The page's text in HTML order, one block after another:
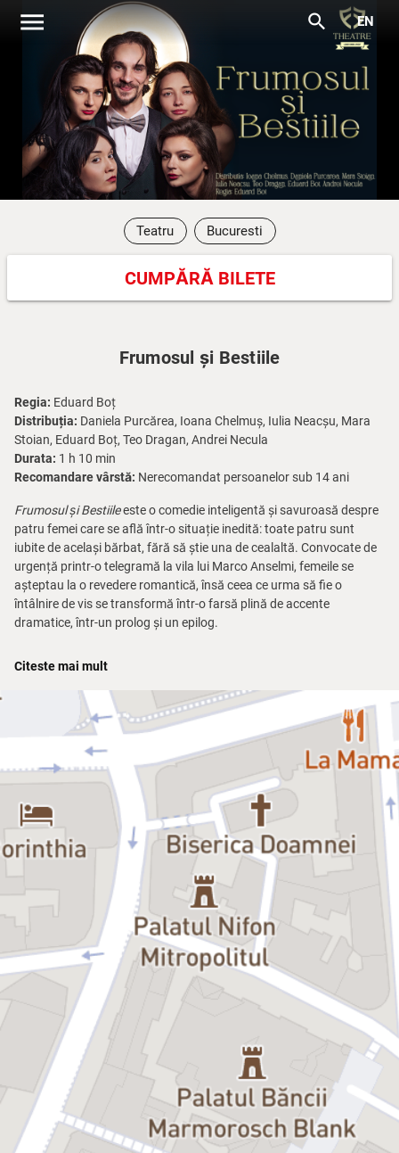
menu search EN
Teatru Bucuresti
CUMPĂRĂ BILETE
Frumosul și Bestiile
Regia: Eduard Boț
Distribuția: Daniela Purcărea, Ioana Chelmuș, Iulia Neacșu, Mara
Stoian, Eduard Boț, Teo Dragan, Andrei Necula
Durata: 1 h 10 min
Recomandare vârstă: Nerecomandat persoanelor sub 14 ani
Frumosul și Bestiileeste o comedie inteligentă și savuroasă despre
patru femei care se află într-o situație inedită: toate patru sunt
iubite de același bărbat, fără să știe una de cealaltă. Convocate de
urgență printr-o telegramă la vila lui Marco Anselmi, femeile se
așteptau la o revedere romantică, însă ceea ce urma să fie o
întâlnire de vis se transformă într-o farsă plină de accente
dramatice, într-un prolog și un epilog.
personalități și vise diferite, dar toate sunt unite de același bărbat,
Marco. În loc să se lupte între ele și să se certe, femeile hotărăsc să
se alieze și să pedepsească în mod amuzant și inventiv bărbatul
care le-a înșelat.
Comedia abordează teme precum relațiile, căsnicia și excesul de
iubire și conține schimburi de replici pline de haz, qui-pro-quo-uri
irezistibile și situații comice istețe, în care umorul este învăluit în
ironie. Scrisă de Aldo Lo Castro,Frumosul și Bestiile
este o piesă de
teatru amuzantă și inteligentă, care va face publicul să râdă în
hohote și să se simtă bine.
Citeste mai mult